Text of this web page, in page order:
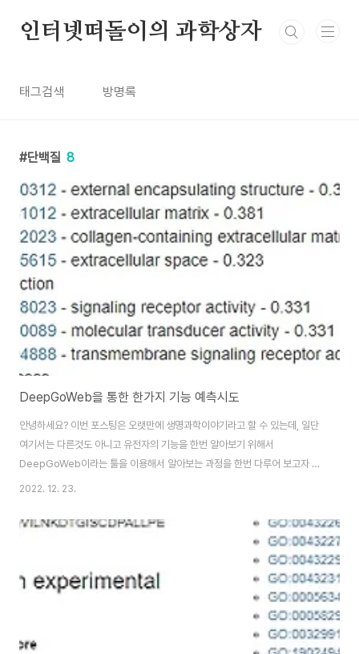
인터넷떠돌이의 과학상자
태그검색 방명록
단백질 8
DeepGoWeb을 통한 한가지 기능 예측시도
안녕하세요? 이번 포스팅은 오랫만에 생명과학이야기라고 할 수 있는데, 일단
여기서는 다른것도 아니고 유전자의 기능을 한번 알아보기 위해서
DeepGoWeb이라는 툴을 이용해서 알아보는 과정을 한번 다루어 보고자 합
니다. 일단 이 탐색은 실패로 끝나기는 했지만, 그래도 포스팅할 가치는 있다고
문에, 어떻게 해서건 작업을 들어가 보고자 합니다. 먼저 원하는 DNA
sequence를 입력해서 위 스크린샷과 같이 예측되는 결과를 얻도록 합니다.
여기서 정말 중요하다고 생각하는 것은 저 발생과정에서 이 유전자가 관여하는
지를 알아보는 것 입니다. 먼저 발달과정을 클릭해서 나오는 윈도우 입니다. 이
런 윈도우에서 당장은 얻을 것이 없어 보이기..
2022. 12. 23.